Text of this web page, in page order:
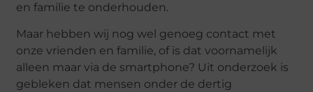
en familie te onderhouden.
Maar hebben wij nog wel genoeg contact met
onze vrienden en familie, of is dat voornamelijk
alleen maar via de smartphone? Uit onderzoek is
gebleken dat mensen onder de dertig